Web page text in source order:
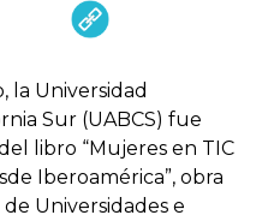
la Universidad
Sur (UABCS) fue
libro “Mujeres en TIC
Iberoamérica”, obra
Universidades e